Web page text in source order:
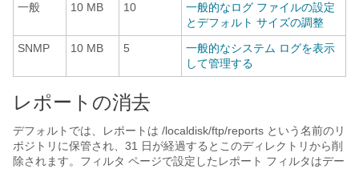
一般
10 MB 10
一般的なログ ファイルの設定
とデフォルト サイズの調整
SNMP
10 MB 5
一般的なシステム ログを表示
して管理する
レポートの消去
デフォルトでは、レポートは /localdisk/ftp/reports という名前のリ
ポジトリに保管され、31 日が経過するとこのディレクトリから削
除されます。フィルタ ページで設定したレポート フィルタはデー